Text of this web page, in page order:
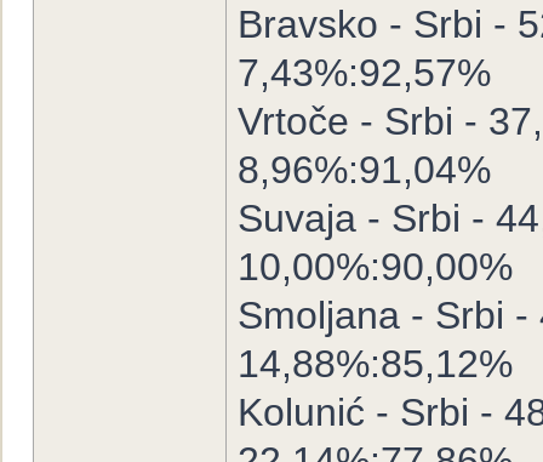
Bravsko - Srbi -
7,43%:92,57%
Vrtoče - Srbi -
8,96%:91,04%
Suvaja - Srbi -
10,00%:90,00%
Smoljana - Srbi
14,88%:85,12%
Kolunić - Srbi -